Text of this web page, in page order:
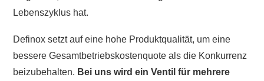
Lebenszyklus hat.
Definox setzt auf eine hohe Produktqualität, um eine
bessere Gesamtbetriebskostenquote als die Konkurrenz
beizubehalten. Bei uns wird ein Ventil für mehrere